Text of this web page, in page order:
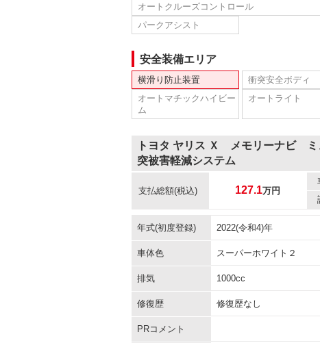
オートクルーズコントロール
パークアシスト
安全装備エリア
横滑り防止装置 衝突安全ボディ
オートマチックハイビー
ム
オートライト
トヨタ ヤリス Ｘ メモリーナビ
突被害軽減システム
支払総額(税込) 127.1万円
年式(初度登録) 2022(令和4)年
車体色 スーパーホワイト２
排気 1000cc
修復歴 修復歴なし
PRコメント